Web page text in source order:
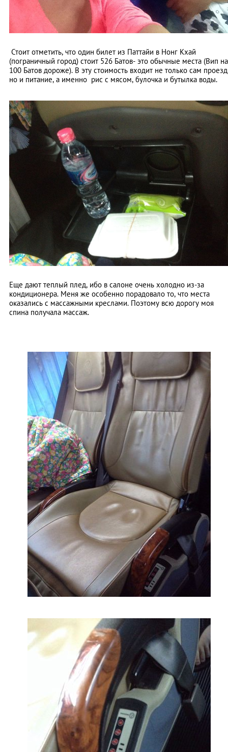
Стоит отметить, что один билет из Паттайи в Нонг Кхай
(пограничный город) стоит 526 Батов- это обычные места (Вип на
100 Батов дороже). В эту стоимость входит не только сам
но и питание, а именно рис с мясом, булочка и бутылка воды.
Еще дают теплый плед, ибо в салоне очень холодно из-за
кондиционера. Меня же особенно порадовало то, что места
оказались с массажными креслами. Поэтому всю дорогу моя
спина получала массаж.